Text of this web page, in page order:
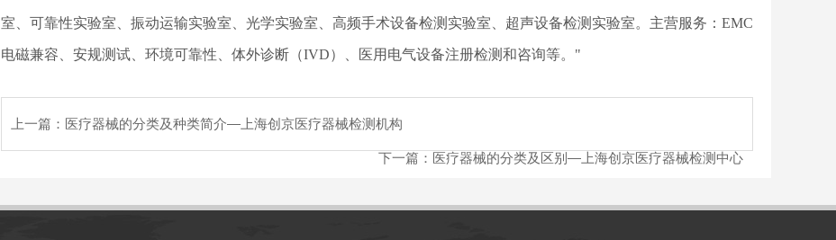
室、可靠性实验室、振动运输实验室、光学实验室、高频手术设备检测实验室、超声设备检测实验室。主营服务：EMC
电磁兼容、安规测试、环境可靠性、体外诊断（IVD）、医用电气设备注册检测和咨询等。"
上一篇： 医疗器械的分类及种类简介—上海创京医疗器械检测机构
下一篇： 医疗器械的分类及区别—上海创京医疗器械检测中心